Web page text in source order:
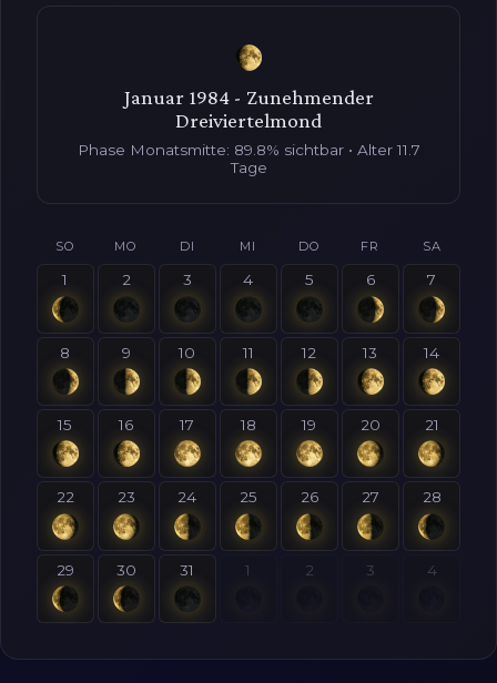
Januar 1984 - Zunehmender
Dreiviertelmond
Phase Monatsmitte: 89.8% sichtbar • Alter 11.7
Tage
SO MO DI MI DO FR SA
1 2 3 4 5 6 7
8 9 10 11 12 13 14
15 16 17 18 19 20 21
22 23 24 25 26 27 28
29 30 31 1 2 3 4